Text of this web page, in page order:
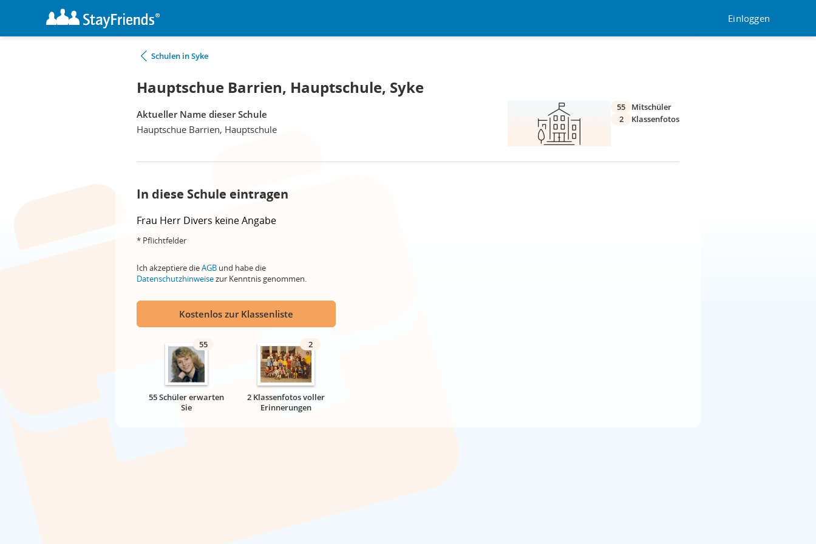
Einloggen
Schulen in Syke
Hauptschue Barrien, Hauptschule, Syke
Aktueller Name dieser Schule
Hauptschue Barrien, Hauptschule
55
Mitschüler
2
Klassenfotos
In diese Schule eintragen
Frau Herr Divers keine Angabe
* Pflichtfelder
Ich akzeptiere dieAGB und habe die
Datenschutzhinweisezur Kenntnis genommen.
Kostenlos zur Klassenliste
55
55 Schüler erwarten
Sie
2
2 Klassenfotos voller
Erinnerungen